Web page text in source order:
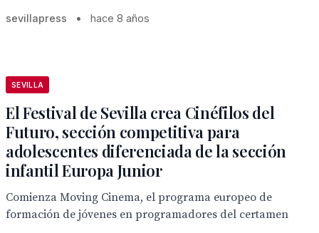
sevillapress • hace 8 años
SEVILLA
El Festival de Sevilla crea Cinéfilos del
Futuro, sección competitiva para
adolescentes diferenciada de la sección
infantil Europa Junior
Comienza Moving Cinema, el programa europeo de
formación de jóvenes en programadores del certamen